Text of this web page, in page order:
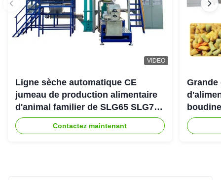
VIDEO
Ligne sèche automatique CE
jumeau de production alimentaire
d'animal familier de SLG65 SLG70
de boudineuse à vis de parallèle
Contactez maintenant
sortie